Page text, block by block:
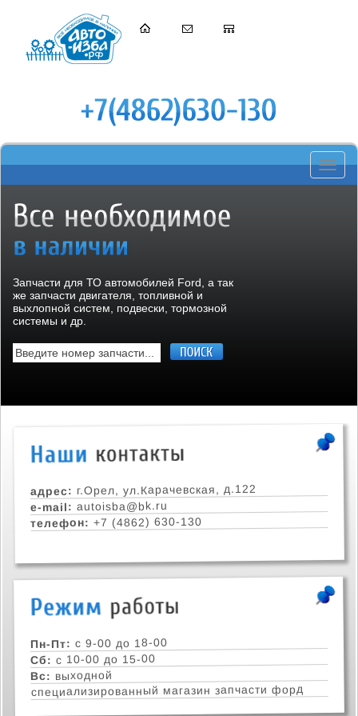
Toggle
Запчасти для ТО автомобилей Ford, а так
же запчасти двигателя, топливной и
выхлопной систем, подвески, тормозной
системы и др.
адрес: г.Орел, ул.Карачевская, д.122
e-mail: autoisba@bk.ru
телефон: +7 (4862) 630-130
Пн-Пт: с 9-00 до 18-00
Сб: с 10-00 до 15-00
Вс: выходной
специализированный магазин запчасти форд